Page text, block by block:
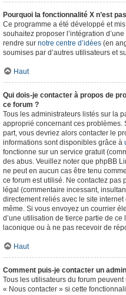
Pourquoi la fonctionnalité X n’est
Ce programme a été développé et
souhaitez proposer l’intégration
rendre sur notre centre d’idées (en
soumises par d’autres utilisateurs et
Haut
Qui dois-je contacter à propos de
ce forum ?
Tous les administrateurs listés sur la
approprié concernant ces problèmes.
part, vous devriez alors contacter le
informations sont disponibles grâce à
fonctionne sur un service gratuit
des abus. Veuillez noter que phpBB
ne peut en aucun cas être tenu
ce forum est utilisé. Ne contactez pas
légal (commentaire incessant,
directement reliés avec le site
même. Si vous envoyez un courrier
d’une utilisation de tierce partie de
laconique ou à ne pas recevoir de
Haut
Comment puis-je contacter un
Tous les utilisateurs du forum
« Nous contacter » si cette